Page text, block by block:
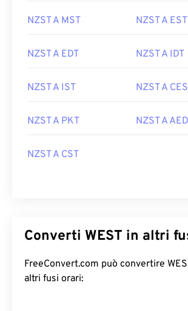
NZST A MST NZST A EST
NZST A EDT NZST A IDT
NZST A IST NZST A
NZST A PKT NZST A
NZST A CST
Converti WEST in altri
FreeConvert.com può convertire
altri fusi orari: